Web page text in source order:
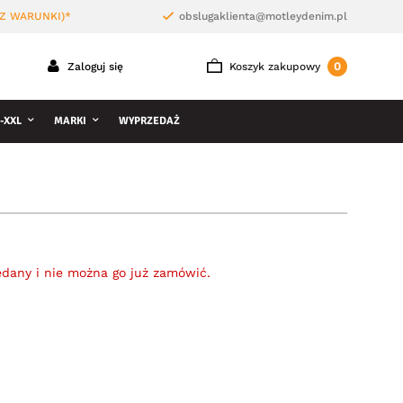
WARUNKI)* obslugaklienta@motleydenim.pl
Koszyk zakupowy 0
Zaloguj się
XXL MARKI WYPRZEDAŻ
i nie można go już zamówić.